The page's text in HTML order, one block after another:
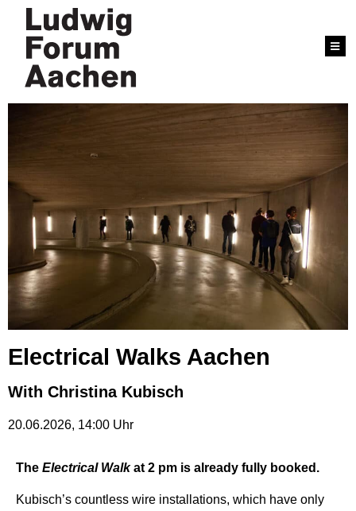
Electrical Walks Aachen
With Christina Kubisch
20.06.2026, 14:00 Uhr
The Electrical Walkat 2 pm is already fully booked.
Kubisch’s countless wire installations, which have only